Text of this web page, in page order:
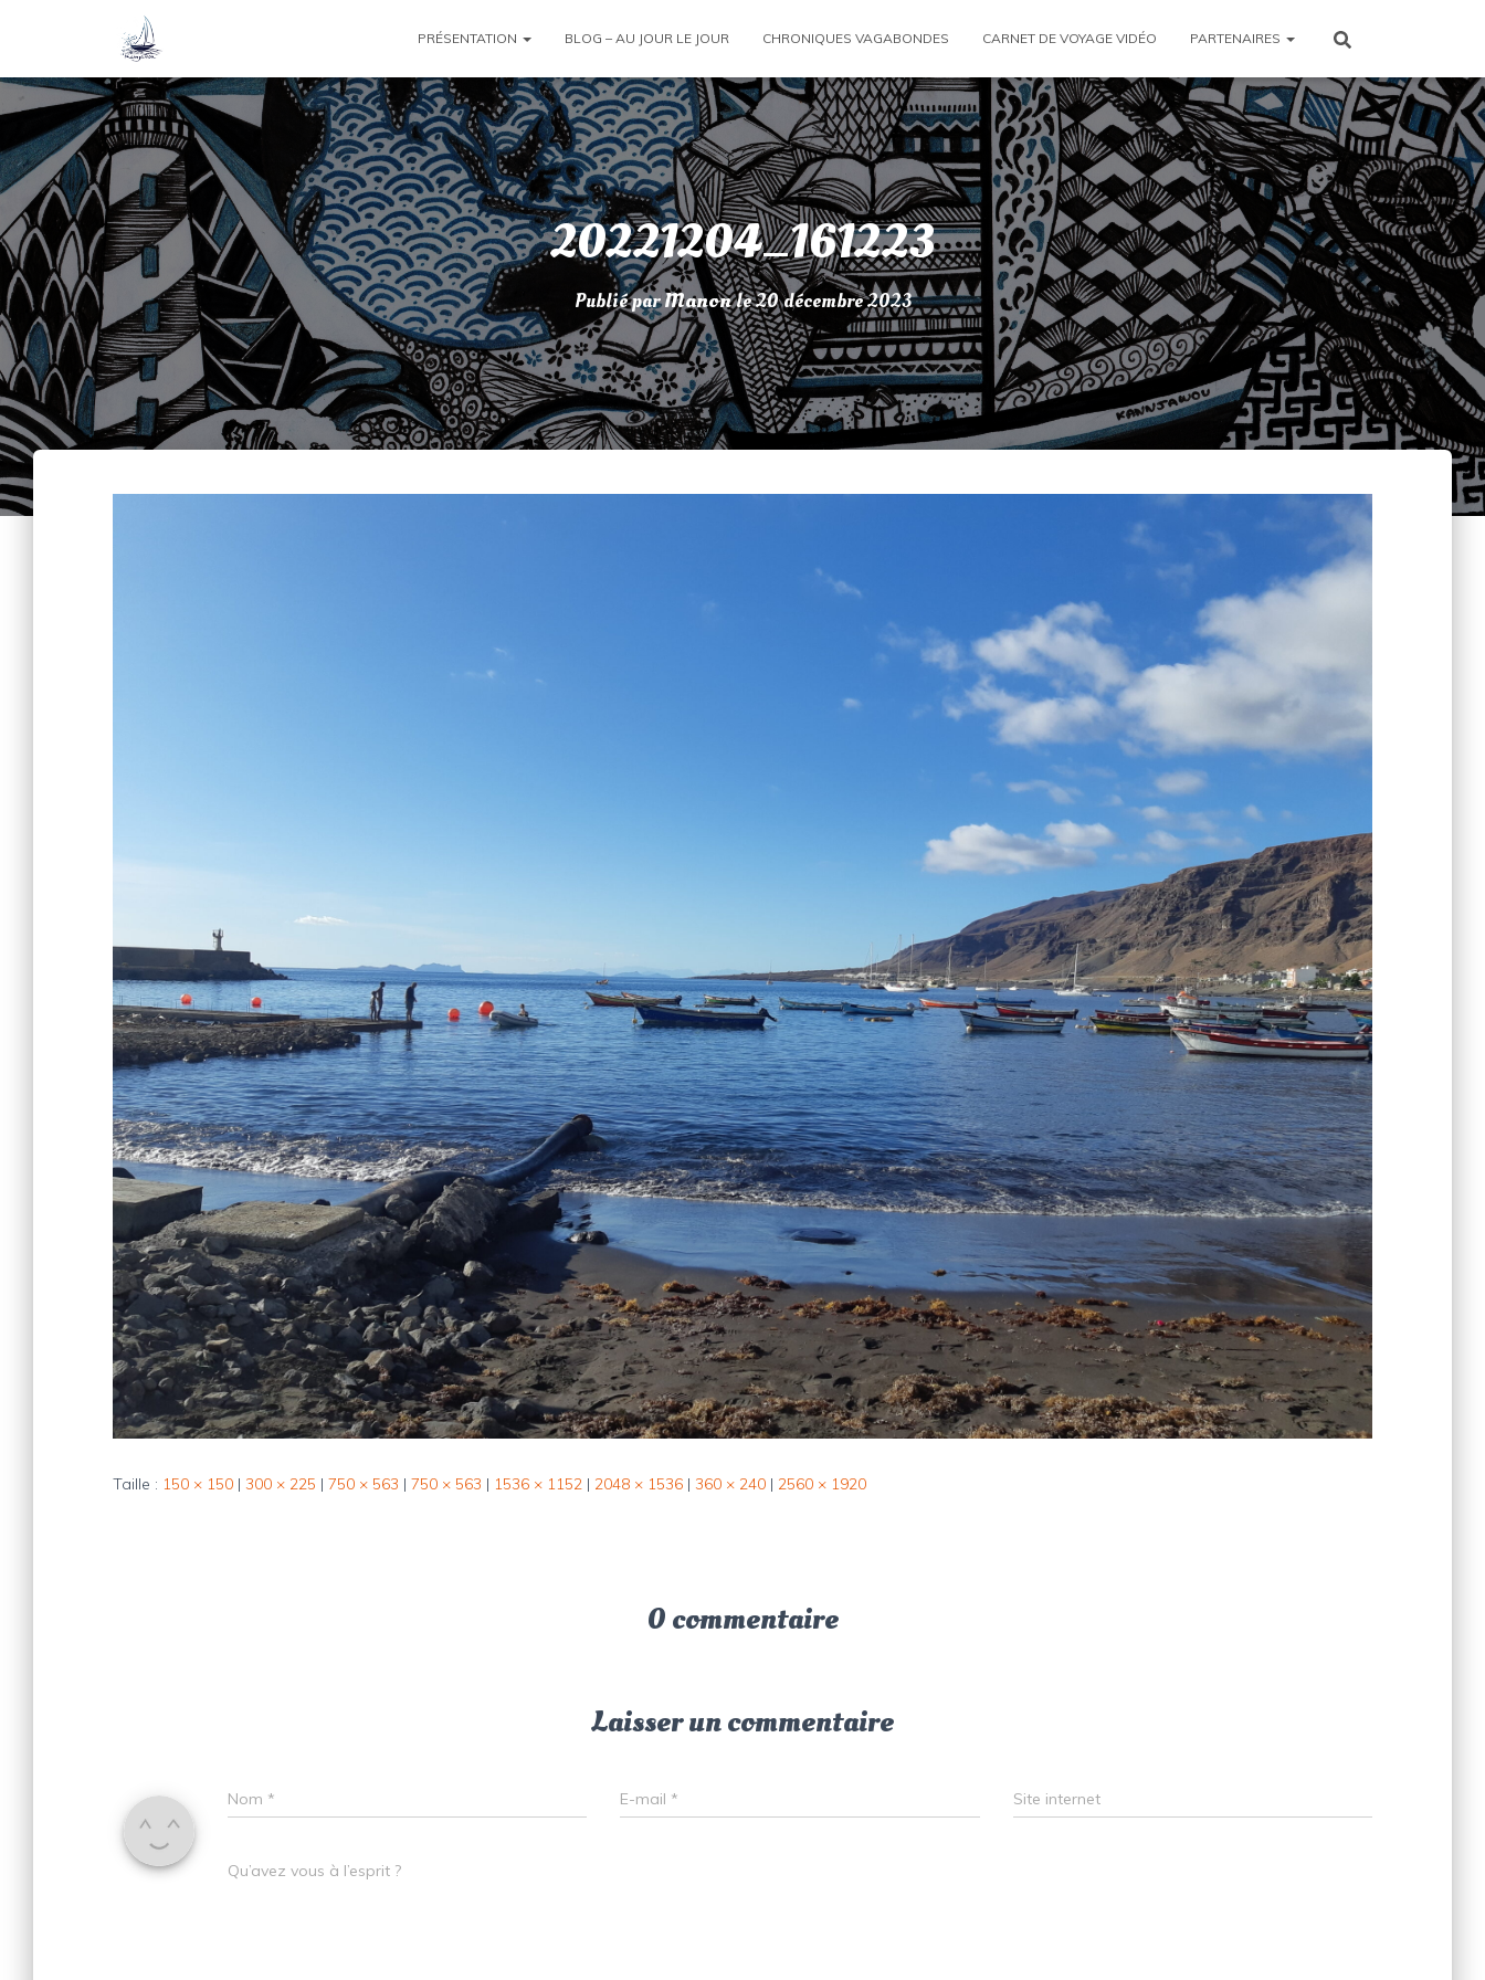
PRÉSENTATION BLOG – AU JOUR LE JOUR CHRONIQUES VAGABONDES CARNET DE VOYAGE VIDÉO PARTENAIRES
20221204_161223
Publié parManonle20 décembre 2023
Taille : 150 × 150 | 300 × 225 | 750 × 563 | 750 × 563 | 1536 × 1152 | 2048 × 1536 | 360 × 240 | 2560 × 1920
0 commentaire
Laisser un commentaire
Nom * E-mail * Site internet
Qu’avez vous à l’esprit ?